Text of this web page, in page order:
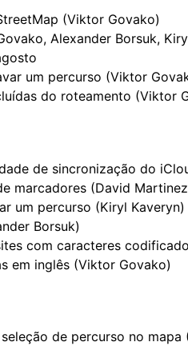
(Viktor Govako)
Alexander Borsuk,
um percurso (Viktor
do roteamento (Viktor
de sincronização do
marcadores (David
um percurso (Kiryl Kaveryn)
Borsuk)
com caracteres
em inglês (Viktor Govako)
de percurso no mapa